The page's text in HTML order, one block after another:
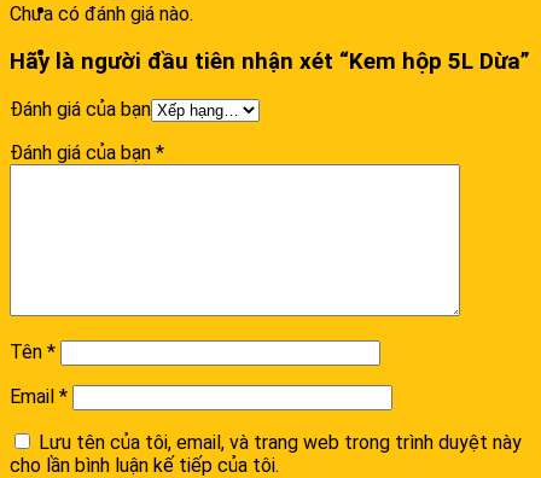
Chưa có đánh giá nào.
Hãy là người đầu tiên nhận xét “Kem hộp 5L Dừa”
Đánh giá của bạn
Đánh giá của bạn *
Tên *
Email *
Lưu tên của tôi, email, và trang web trong trình duyệt này
cho lần bình luận kế tiếp của tôi.